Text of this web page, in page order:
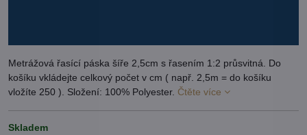
Metrážová řasící páska šíře 2,5cm s řasením 1:2 průsvitná. Do
košíku vkládejte celkový počet v cm ( např. 2,5m = do košíku
vložíte 250 ). Složení: 100% Polyester. Čtěte více
Skladem